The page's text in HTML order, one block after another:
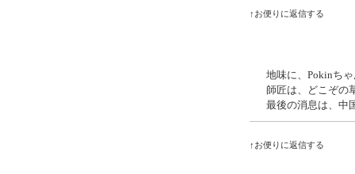
↑お便りに返信する
地味に、Pokinち
師匠は、どこぞの
最後の消息は、中
↑お便りに返信する